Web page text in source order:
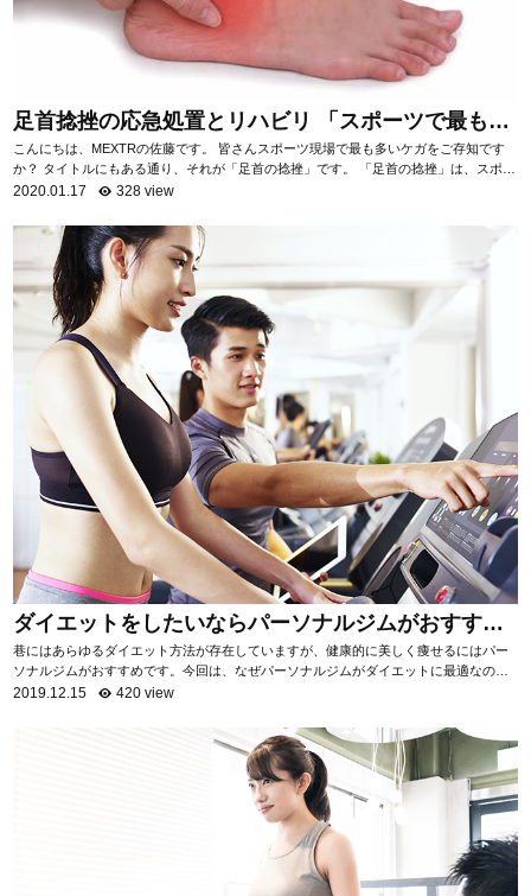
足首捻挫の応急処置とリハビリ 「スポーツで最も多
いケガ」
こんにちは、MEXTRの佐藤です。 皆さんスポーツ現場で最も多いケガをご存知です
か？ タイトルにもある通り、それが「足首の捻挫」です。 「足首の捻挫」は、スポー
ツ現場だけでなく日常生活におい...
2020.01.17 328 view
ダイエットをしたいならパーソナルジムがおすす
め！
巷にはあらゆるダイエット方法が存在していますが、健康的に美しく痩せるにはパー
ソナルジムがおすすめです。今回は、なぜパーソナルジムがダイエットに最適なのか
を項目ごとに分けて、詳しく解説いたします。 自...
2019.12.15 420 view